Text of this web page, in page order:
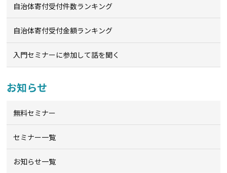
自治体寄付受付件数ランキング
自治体寄付受付金額ランキング
入門セミナーに参加して話を聞く
お知らせ
無料セミナー
セミナー一覧
お知らせ一覧